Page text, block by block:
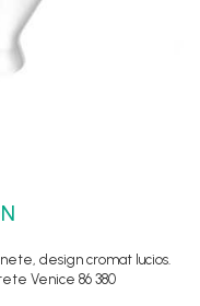
design cromat lucios.
Venice 86 380